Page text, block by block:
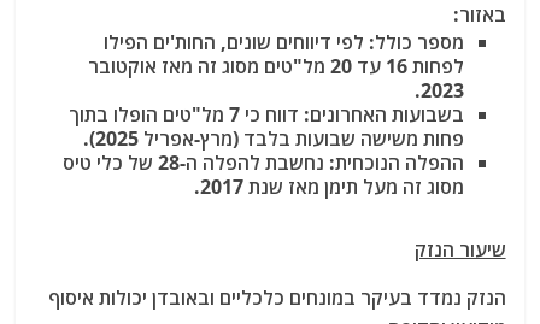
באזור:
מספר כולל: לפי דיווחים שונים, החות'ים הפילו
לפחות 16 עד 20 מל"טים מסוג זה מאז אוקטובר
2023.
בשבועות האחרונים: דווח כי 7 מל"טים הופלו בתוך
פחות משישה שבועות בלבד (מרץ-אפריל 2025).
ההפלה הנוכחית: נחשבת להפלה ה-28 של כלי טיס
מסוג זה מעל תימן מאז שנת 2017.
שיעור הנזק
הנזק נמדד בעיקר במונחים כלכליים ובאובדן יכולות איסוף